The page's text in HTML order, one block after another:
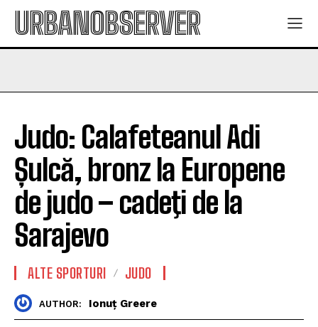
URBANOBSERVER
Judo: Calafeteanul Adi
Șulcă, bronz la Europene
de judo – cadeţi de la
Sarajevo
ALTE SPORTURI JUDO
AUTHOR: Ionuț Greere